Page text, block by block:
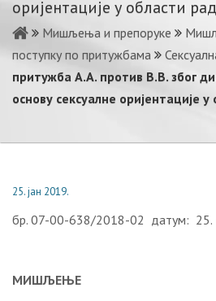
оријентације у области
Мишљења и препоруке
поступку по притужбама
притужба А.А. против В.В. због
основу сексуалне оријентације
25. јан 2019.
бр. 07-00-638/2018-02 датум: 25.
МИШЉЕЊЕ